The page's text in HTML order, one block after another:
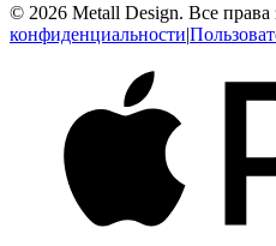
© 2026 Metall Design. Все
конфиденциальности|